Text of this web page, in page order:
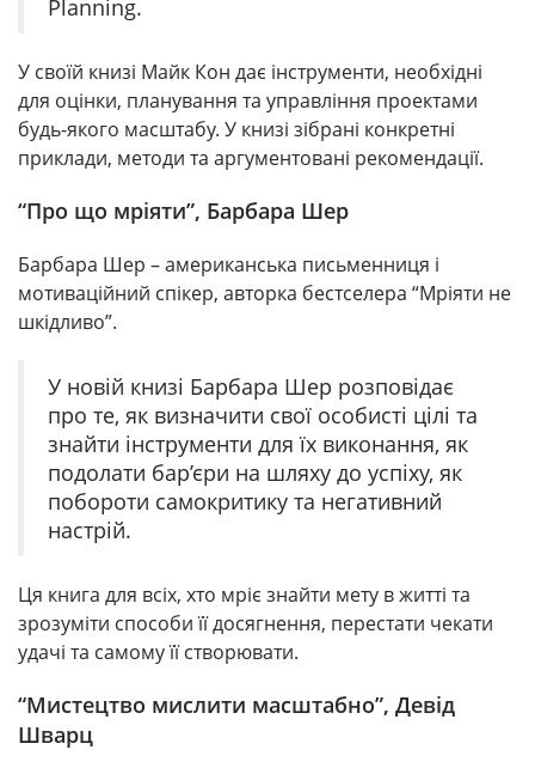
Planning.
У своїй книзі Майк Кон дає інструменти, необхідні
для оцінки, планування та управління проектами
будь-якого масштабу. У книзі зібрані конкретні
приклади, методи та аргументовані рекомендації.
“Про що мріяти”, Барбара Шер
Барбара Шер – американська письменниця і
мотиваційний спікер, авторка бестселера “Мріяти не
шкідливо”.
У новій книзі Барбара Шер розповідає
про те, як визначити свої особисті цілі та
знайти інструменти для їх виконання, як
подолати бар’єри на шляху до успіху, як
побороти самокритику та негативний
настрій.
Ця книга для всіх, хто мріє знайти мету в житті та
зрозуміти способи її досягнення, перестати чекати
удачі та самому її створювати.
“Мистецтво мислити масштабно”, Девід
Шварц